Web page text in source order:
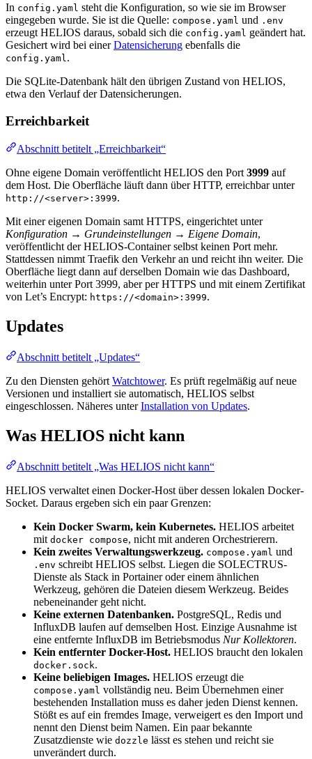
In config.yaml steht die Konfiguration, so wie sie im Browser
eingegeben wurde. Sie ist die Quelle: compose.yaml und .env
erzeugt HELIOS daraus, sobald sich die config.yaml geändert hat.
Gesichert wird bei einerDatensicherung ebenfalls die
config.yaml .
Die SQLite-Datenbank hält den übrigen Zustand von HELIOS,
etwa den Verlauf der Datensicherungen.
Erreichbarkeit
Abschnitt betitelt „Erreichbarkeit“
Ohne eigene Domain veröffentlicht HELIOS den Port 3999 auf
dem Host. Die Oberfläche läuft dann über HTTP, erreichbar unter
http://<server>:3999.
Mit einer eigenen Domain samt HTTPS, eingerichtet unter
Konfiguration → Grundeinstellungen → Eigene Domain,
veröffentlicht der HELIOS-Container selbst keinen Port mehr.
Stattdessen nimmt Traefik den Verkehr an und reicht ihn weiter. Die
Oberfläche liegt dann auf derselben Domain wie das Dashboard,
weiterhin unter Port 3999, aber per HTTPS und mit einem Zertifikat
von Let’s Encrypt: https://<domain>:3999.
Updates
Abschnitt betitelt „Updates“
Zu den Diensten gehört Watchtower. Es prüft regelmäßig auf neue
Versionen und installiert sie automatisch, HELIOS selbst
eingeschlossen. Näheres unterInstallation von Updates.
Was HELIOS nicht kann
Abschnitt betitelt „Was HELIOS nicht kann“
HELIOS verwaltet einen Docker-Host über dessen lokalen Docker-
Socket. Daraus ergeben sich ein paar Grenzen:
Kein Docker Swarm, kein Kubernetes. HELIOS arbeitet
mit docker compose, nicht mit anderen Orchestrierern.
Kein zweites Verwaltungswerkzeug. compose.yaml und
.env schreibt HELIOS selbst. Liegen die SOLECTRUS-
Dienste als Stack in Portainer oder einem ähnlichen
Werkzeug, gehören die Dateien diesem Werkzeug. Beides
nebeneinander geht nicht.
Keine externen Datenbanken. PostgreSQL, Redis und
InfluxDB laufen auf demselben Host. Einzige Ausnahme ist
eine entfernte InfluxDB im Betriebsmodus Nur Kollektoren.
Kein entfernter Docker-Host. HELIOS braucht den lokalen
docker.sock.
Keine beliebigen Images. HELIOS erzeugt die
compose.yaml vollständig neu. Beim Übernehmen einer
bestehenden Installation muss es daher jeden Dienst kennen.
Stößt es auf ein fremdes Image, verweigert es den Import und
nennt den Dienst beim Namen. Ein paar bekannte
Zusatzdienste wie dozzle lässt es stehen und reicht sie
unverändert durch.